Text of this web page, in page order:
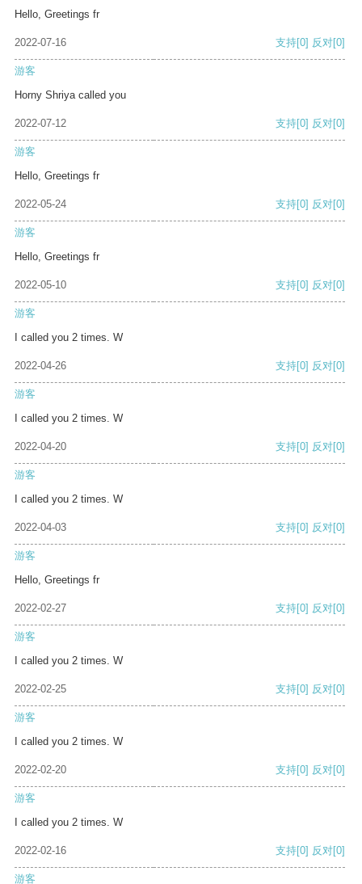
Hello, Greetings fr
2022-07-16 支持[0] 反对[0]
游客
Horny Shriya called you
2022-07-12 支持[0] 反对[0]
游客
Hello, Greetings fr
2022-05-24 支持[0] 反对[0]
游客
Hello, Greetings fr
2022-05-10 支持[0] 反对[0]
游客
I called you 2 times. W
2022-04-26 支持[0] 反对[0]
游客
I called you 2 times. W
2022-04-20 支持[0] 反对[0]
游客
I called you 2 times. W
2022-04-03 支持[0] 反对[0]
游客
Hello, Greetings fr
2022-02-27 支持[0] 反对[0]
游客
I called you 2 times. W
2022-02-25 支持[0] 反对[0]
游客
I called you 2 times. W
2022-02-20 支持[0] 反对[0]
游客
I called you 2 times. W
2022-02-16 支持[0] 反对[0]
游客